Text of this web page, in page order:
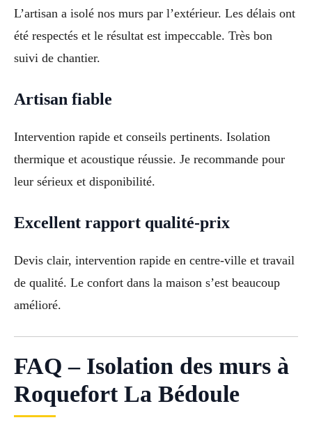
L’artisan a isolé nos murs par l’extérieur. Les délais ont
été respectés et le résultat est impeccable. Très bon
suivi de chantier.
Artisan fiable
Intervention rapide et conseils pertinents. Isolation
thermique et acoustique réussie. Je recommande pour
leur sérieux et disponibilité.
Excellent rapport qualité-prix
Devis clair, intervention rapide en centre-ville et travail
de qualité. Le confort dans la maison s’est beaucoup
amélioré.
FAQ – Isolation des murs à
Roquefort La Bédoule